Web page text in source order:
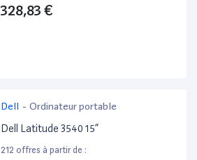
328,83 €
Dell - Ordinateur portable
Dell Latitude 3540 15”
212 offres à partir de :